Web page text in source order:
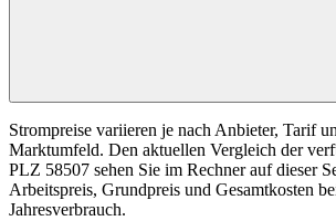
Strompreise variieren je nach Anbieter, Tarif
Marktumfeld. Den aktuellen Vergleich der
PLZ 58507 sehen Sie im Rechner auf dieser
Arbeitspreis, Grundpreis und Gesamtkosten
Jahresverbrauch.